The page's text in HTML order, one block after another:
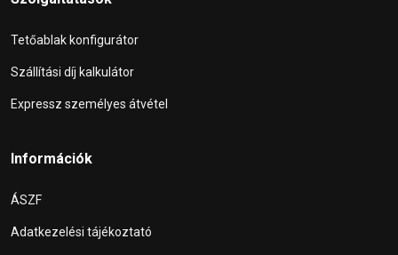
Tetőablak konfigurátor
Szállítási díj kalkulátor
Expressz személyes átvétel
Információk
ÁSZF
Adatkezelési tájékoztató